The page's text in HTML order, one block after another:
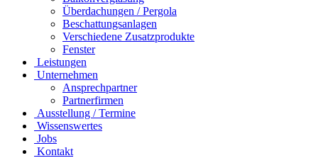
Überdachungen / Pergola
Beschattungsanlagen
Verschiedene Zusatzprodukte
Fenster
Leistungen
Unternehmen
Ansprechpartner
Partnerfirmen
Ausstellung / Termine
Wissenswertes
Jobs
Kontakt